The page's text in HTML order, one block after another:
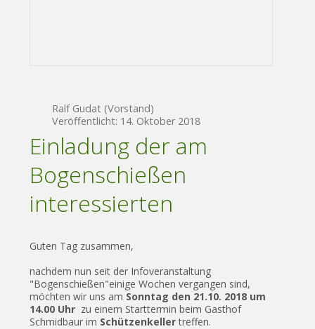
Ralf Gudat (Vorstand)
Veröffentlicht: 14. Oktober 2018
Einladung der am
Bogenschießen
interessierten
Guten Tag zusammen,
nachdem nun seit der Infoveranstaltung
"Bogenschießen"einige Wochen vergangen sind,
möchten wir uns am Sonntag den 21.10. 2018 um
14.00 Uhr zu einem Starttermin beim Gasthof
Schmidbaur im Schützenkellertreffen.